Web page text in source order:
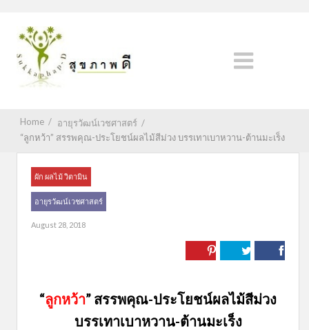
Home / อายุรวัฒน์เวชศาสตร์ /
“ลูกหว้า” สรรพคุณ-ประโยชน์ผลไม้สีม่วง บรรเทาเบาหวาน-ต้านมะเร็ง
ผัก ผลไม้ วิตามิน
อายุรวัฒน์เวชศาสตร์
August 28, 2018
“ลูกหว้า” สรรพคุณ-ประโยชน์ผลไม้สีม่วง
บรรเทาเบาหวาน-ต้านมะเร็ง